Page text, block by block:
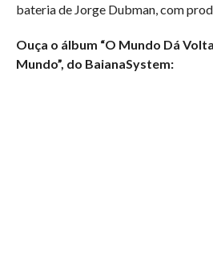
bateria de Jorge Dubman, com
Ouça o álbum “O Mundo Dá
Mundo”, do BaianaSystem: